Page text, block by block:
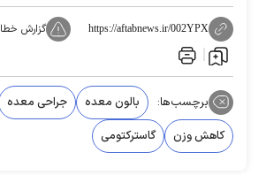
https://aftabnews.ir/002YPX گزارش خطا
برچسب‌ها: بالون معده جراحی معده
کاهش وزن
گاسترکتومی